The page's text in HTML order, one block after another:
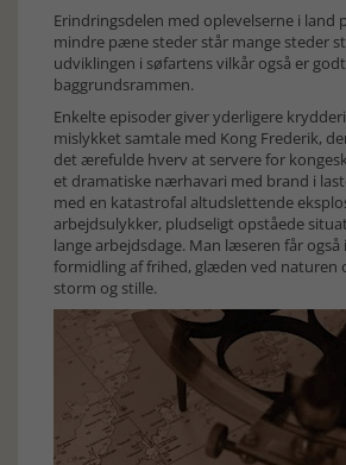
Erindringsdelen med oplevelserne i land
mindre pæne steder står mange steder
udviklingen i søfartens vilkår også er
baggrundsrammen.
Enkelte episoder giver yderligere
mislykket samtale med Kong Frederik,
det ærefulde hverv at servere for
et dramatiske nærhavari med brand i
med en katastrofal altudslettende
arbejdsulykker, pludseligt opståede
lange arbejdsdage. Man læseren får også
formidling af frihed, glæden ved naturen
storm og stille.